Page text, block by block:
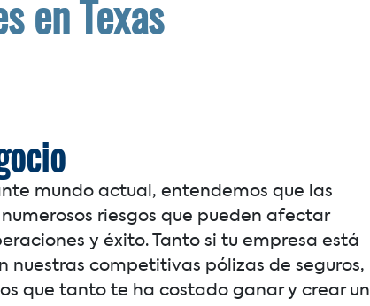
en Texas
mundo actual, entendemos que las
riesgos que pueden afectar
y éxito. Tanto si tu empresa está
nuestras competitivas pólizas de seguros,
que tanto te ha costado ganar y crear un